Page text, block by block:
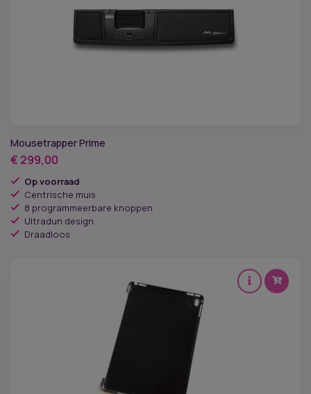
Beensteunen(2)
Documenthouders
Laptopstandaards
(3)
(3)
Merken
Conform de ESD-norm
Type muis
Link of rechtshandig
Mousetrapper Prime
€ 299,00
Op voorraad
Centrische muis
8 programmeerbare knoppen
Ultradun design
Draadloos